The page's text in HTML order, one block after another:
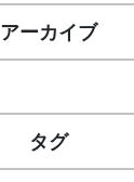
アーカイブ
タグ